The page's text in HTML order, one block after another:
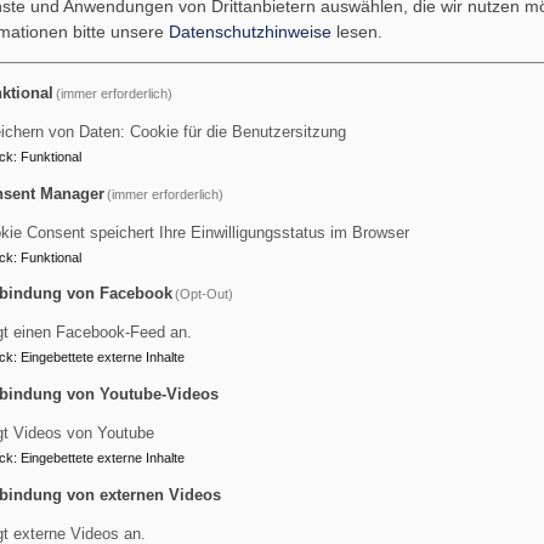
ist Christiane Iwainski, die Kirchenmusikerin der
In der Coronazeit hat sie sich speziell auch mit
eine erste Ausbildung im Gebrauch der vielen Farben, die
Sprache, sowie Allgemeinbildung und ein gutes
bei der Arbeit mit Kindern Wert legt.
Sparten abgedeckt: Neben Kirchenliedern und Gospeln
je nach Altersklasse wird es bis zur Mehrstimmigkeit und
spielten und sangen Kinder bei Musicals mit. Bei
Frau Iwainski hat viele Musicals im Notenschrank.
donnerstags um 17 Uhr, 1. Stock in der Christuskirche.
Angebot der evangelischen Kirche. Die Kosten für
an Christiane Iwainski 08122-40347 oder ans
und Anwendungen von Drittanbietern auswählen, die wir nutzen
bitte unsere Datenschutzhinweise lesen.
(immer erforderlich)
von Daten: Cookie für die Benutzersitzung
: Funktional
Manager(immer erforderlich)
Consent speichert Ihre Einwilligungsstatus im Browser
: Funktional
von Facebook(Opt-Out)
einen Facebook-Feed an.
: Eingebettete externe Inhalte
von Youtube-Videos
Videos von Youtube
: Eingebettete externe Inhalte
von externen Videos
externe Videos an.